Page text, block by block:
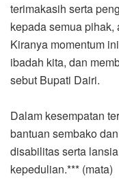
terimakasih serta
kepada semua
Kiranya momentum
ibadah kita, dan
sebut Bupati Dairi.
Dalam kesempatan
bantuan sembako
disabilitas serta
kepedulian.*** (mata)